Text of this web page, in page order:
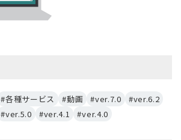
#各種サービス #動画 #ver.7.0
#ver.6.2
#ver.5.0 #ver.4.1 #ver.4.0